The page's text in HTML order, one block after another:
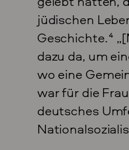
jüdischen
Geschichte.4
dazu da, um
wo eine
war für die
deutsches